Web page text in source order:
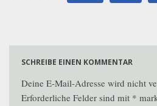
SCHREIBE EINEN KOMMENTAR
Deine E-Mail-Adresse wird nicht
Erforderliche Felder sind mit *